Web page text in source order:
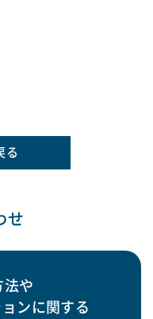
る
せ
法や
ンに関する